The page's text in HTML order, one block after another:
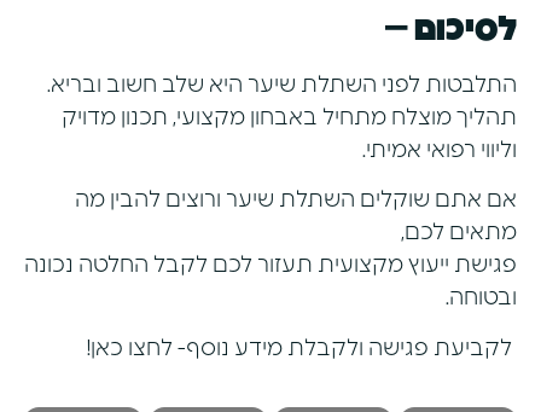
לסיכום –
התלבטות לפני השתלת שיער היא שלב חשוב ובריא.
תהליך מוצלח מתחיל באבחון מקצועי, תכנון מדויק
וליווי רפואי אמיתי.
אם אתם שוקלים השתלת שיער ורוצים להבין מה
מתאים לכם,
פגישת ייעוץ מקצועית תעזור לכם לקבל החלטה נכונה
ובטוחה.
לקביעת פגישה ולקבלת מידע נוסף- לחצו כאן!